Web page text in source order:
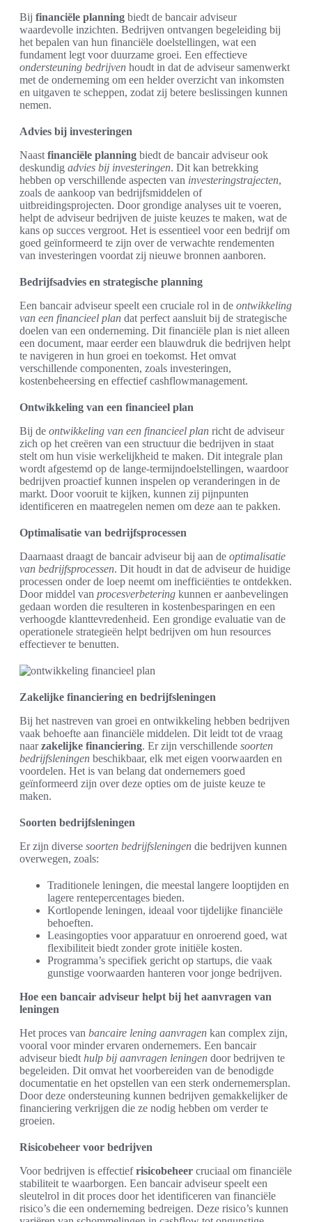
Bij financiële planning biedt de bancair adviseur
waardevolle inzichten. Bedrijven ontvangen begeleiding bij
het bepalen van hun financiële doelstellingen, wat een
fundament legt voor duurzame groei. Een effectieve
ondersteuning bedrijven houdt in dat de adviseur samenwerkt
met de onderneming om een helder overzicht van inkomsten
en uitgaven te scheppen, zodat zij betere beslissingen kunnen
nemen.
Advies bij investeringen
Naast financiële planning biedt de bancair adviseur ook
deskundig advies bij investeringen. Dit kan betrekking
hebben op verschillende aspecten van investeringstrajecten,
zoals de aankoop van bedrijfsmiddelen of
uitbreidingsprojecten. Door grondige analyses uit te voeren,
helpt de adviseur bedrijven de juiste keuzes te maken, wat de
kans op succes vergroot. Het is essentieel voor een bedrijf om
goed geïnformeerd te zijn over de verwachte rendementen
van investeringen voordat zij nieuwe bronnen aanboren.
Bedrijfsadvies en strategische planning
Een bancair adviseur speelt een cruciale rol in de ontwikkeling
van een financieel plan dat perfect aansluit bij de strategische
doelen van een onderneming. Dit financiële plan is niet alleen
een document, maar eerder een blauwdruk die bedrijven helpt
te navigeren in hun groei en toekomst. Het omvat
verschillende componenten, zoals investeringen,
kostenbeheersing en effectief cashflowmanagement.
Ontwikkeling van een financieel plan
Bij de ontwikkeling van een financieel plan richt de adviseur
zich op het creëren van een structuur die bedrijven in staat
stelt om hun visie werkelijkheid te maken. Dit integrale plan
wordt afgestemd op de lange-termijndoelstellingen, waardoor
bedrijven proactief kunnen inspelen op veranderingen in de
markt. Door vooruit te kijken, kunnen zij pijnpunten
identificeren en maatregelen nemen om deze aan te pakken.
Optimalisatie van bedrijfsprocessen
Daarnaast draagt de bancair adviseur bij aan de optimalisatie
van bedrijfsprocessen. Dit houdt in dat de adviseur de huidige
processen onder de loep neemt om inefficiënties te ontdekken.
Door middel van procesverbetering kunnen er aanbevelingen
gedaan worden die resulteren in kostenbesparingen en een
verhoogde klanttevredenheid. Een grondige evaluatie van de
operationele strategieën helpt bedrijven om hun resources
effectiever te benutten.
Zakelijke financiering en bedrijfsleningen
Bij het nastreven van groei en ontwikkeling hebben bedrijven
vaak behoefte aan financiële middelen. Dit leidt tot de vraag
naarzakelijke financiering. Er zijn verschillende soorten
bedrijfsleningen beschikbaar, elk met eigen voorwaarden en
voordelen. Het is van belang dat ondernemers goed
geïnformeerd zijn over deze opties om de juiste keuze te
maken.
Soorten bedrijfsleningen
Er zijn diverse soorten bedrijfsleningen die bedrijven kunnen
overwegen, zoals:
Traditionele leningen, die meestal langere looptijden en
lagere rentepercentages bieden.
Kortlopende leningen, ideaal voor tijdelijke financiële
behoeften.
Leasingopties voor apparatuur en onroerend goed, wat
flexibiliteit biedt zonder grote initiële kosten.
Programma’s specifiek gericht op startups, die vaak
gunstige voorwaarden hanteren voor jonge bedrijven.
Hoe een bancair adviseur helpt bij het aanvragen van
leningen
Het proces van bancaire lening aanvragen kan complex zijn,
vooral voor minder ervaren ondernemers. Een bancair
adviseur biedt hulp bij aanvragen leningen door bedrijven te
begeleiden. Dit omvat het voorbereiden van de benodigde
documentatie en het opstellen van een sterk ondernemersplan.
Door deze ondersteuning kunnen bedrijven gemakkelijker de
financiering verkrijgen die ze nodig hebben om verder te
groeien.
Risicobeheer voor bedrijven
Voor bedrijven is effectiefrisicobeheer cruciaal om financiële
stabiliteit te waarborgen. Een bancair adviseur speelt een
sleutelrol in dit proces door het identificeren van financiële
risico’s die een onderneming bedreigen. Deze risico’s kunnen